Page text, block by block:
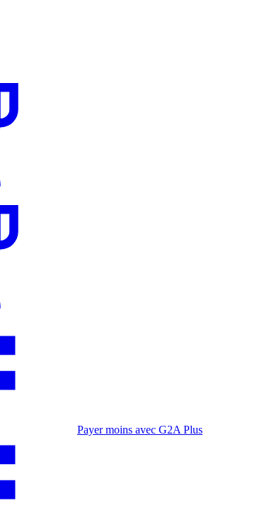
Payer moins avec G2A Plus